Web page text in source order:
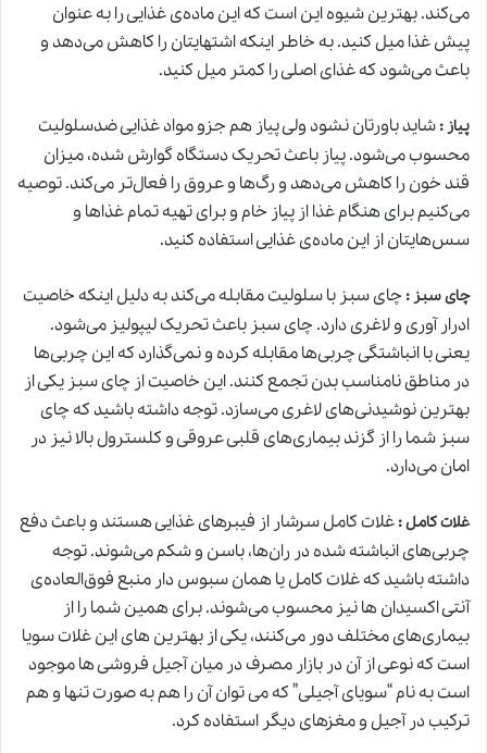
می‌کند. بهترین شیوه این است که این ماده‌ی غذایی را به عنوان
پیش غذا میل کنید. به خاطر اینکه اشتهایتان را کاهش می‌دهد و
باعث می‌شود که غذای اصلی را کمتر میل کنید.
پیاز :شاید باورتان نشود ولی پیاز هم جزو مواد غذایی ضدسلولیت
محسوب می‌شود. پیاز باعث تحریک دستگاه گوارش شده، میزان
قند خون را کاهش می‌دهد و رگ‌ها و عروق را فعال‌تر می‌کند. توصیه
می‌کنیم برای هنگام غذا از پیاز خام و برای تهیه تمام غذاها و
سس‌هایتان از این ماده‌ی غذایی استفاده کنید.
چای سبز : چای سبز با سلولیت مقابله می‌کند به دلیل اینکه خاصیت
ادرار آوری و لاغری دارد. چای سبز باعث تحریک لیپولیز می‌شود.
یعنی با انباشتگی چربی‌ها مقابله کرده و نمی‌گذارد که این چربی‌ها
در مناطق نامناسب بدن تجمع کنند. این خاصیت از چای سبز یکی از
بهترین نوشیدنی‌های لاغری می‌سازد. توجه داشته باشید که چای
سبز شما را از گزند بیماری‌های قلبی عروقی و کلسترول بالا نیز در
امان می‌دارد.
غلات کامل:غلات کامل سرشار از فیبرهای غذایی هستند و باعث دفع
چربی‌های انباشته شده در ران‌ها، باسن و شکم می‌شوند. توجه
داشته باشید که غلات کامل یا همان سبوس دار منبع فوق‌العاده‌ی
آنتی اکسیدان ها نیز محسوب می‌شوند. برای همین شما را از
بیماری‌های مختلف دور می‌کنند، یکی از بهترین های این غلات سویا
است که نوعی از آن در بازار مصرف در میان آجیل فروشی ها موجود
است به نام “سویای آجیلی” که می توان آن را هم به صورت تنها و هم
ترکیب در آجیل و مغزهای دیگر استفاده کرد.